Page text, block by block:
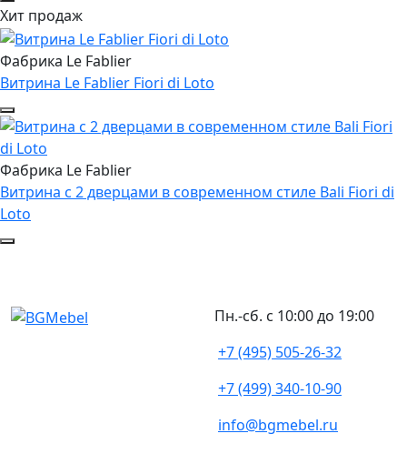
Хит продаж
Фабрика Le Fablier
Витрина Le Fablier Fiori di Loto
Фабрика Le Fablier
Витрина с 2 дверцами в современном стиле Bali Fiori di
Loto
Пн.-сб. с 10:00 до 19:00
+7 (495) 505-26-32
+7 (499) 340-10-90
info@bgmebel.ru